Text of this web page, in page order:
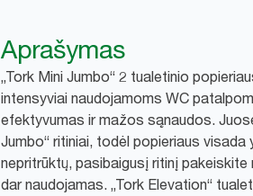
Aprašymas
„Tork Mini Jumbo“ 2 tualetinio
intensyviai naudojamoms WC
efektyvumas ir mažos sąnaudos.
Jumbo“ ritiniai, todėl popieriaus visada
nepritrūktų, pasibaigusį ritinį pakeiskite
dar naudojamas. „Tork Elevation“